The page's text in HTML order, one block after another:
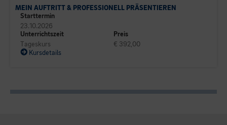
MEIN AUFTRITT & PROFESSIONELL PRÄSENTIEREN
Starttermin
23.10.2026
Unterrichtszeit
Tageskurs
Preis
€ 392,00
Kursdetails